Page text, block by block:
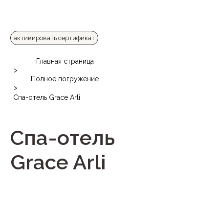
активировать сертификат
Главная страница
>
Полное погружение
>
Спа-отель Grace Arli
Спа-отель
Grace Arli